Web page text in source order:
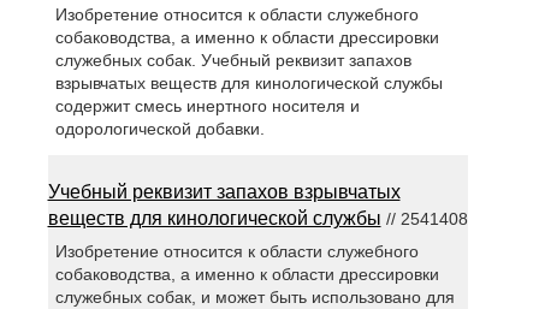
Изобретение относится к области служебного
собаководства, а именно к области дрессировки
служебных собак. Учебный реквизит запахов
взрывчатых веществ для кинологической службы
содержит смесь инертного носителя и
одорологической добавки.
Учебный реквизит запахов взрывчатых
веществ для кинологической службы // 2541408
Изобретение относится к области служебного
собаководства, а именно к области дрессировки
служебных собак, и может быть использовано для